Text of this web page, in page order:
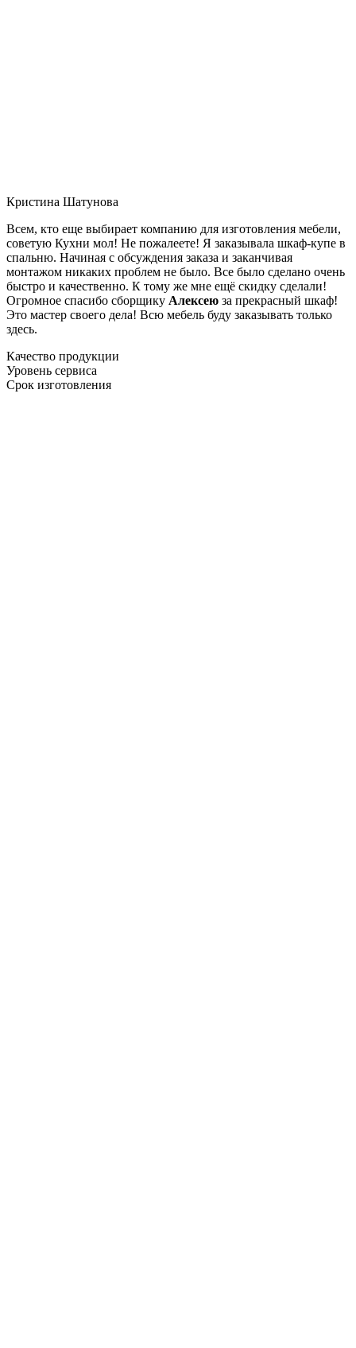
Кристина Шатунова
Всем, кто еще выбирает компанию для изготовления мебели,
советую Кухни мол! Не пожалеете! Я заказывала шкаф-купе в
спальню. Начиная с обсуждения заказа и заканчивая
монтажом никаких проблем не было. Все было сделано очень
быстро и качественно. К тому же мне ещё скидку сделали!
Огромное спасибо сборщику Алексею за прекрасный шкаф!
Это мастер своего дела! Всю мебель буду заказывать только
здесь.
Качество продукции
Уровень сервиса
Срок изготовления